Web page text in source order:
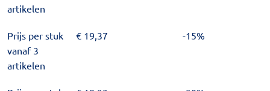
artikelen
Prijs per stuk
vanaf 3
artikelen
€ 19,37 -15%